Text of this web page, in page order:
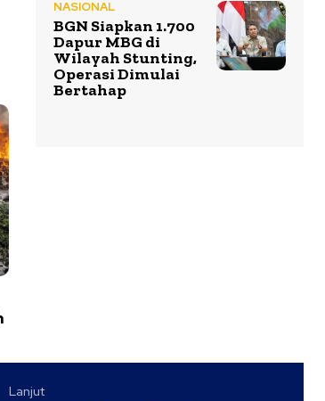
NASIONAL
BGN Siapkan 1.700
Dapur MBG di
Wilayah Stunting,
Operasi Dimulai
Bertahap
Lanjut